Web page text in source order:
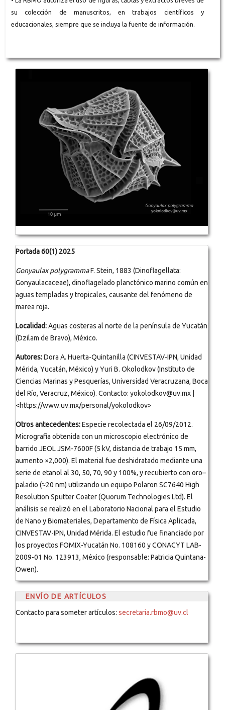
su colección de manuscritos, en trabajos científicos y
educacionales, siempre que se incluya la fuente de información.
Portada 60(1) 2025
Gonyaulax polygrammaF. Stein, 1883 (Dinoflagellata:
Gonyaulacaceae), dinoflagelado planctónico marino común en
aguas templadas y tropicales, causante del fenómeno de
marea roja.
Localidad:Aguas costeras al norte de la península de Yucatán
(Dzilam de Bravo), México.
Autores:Dora A. Huerta-Quintanilla (CINVESTAV-IPN, Unidad
Mérida, Yucatán, México) y Yuri B. Okolodkov (Instituto de
Ciencias Marinas y Pesquerías, Universidad Veracruzana, Boca
del Río, Veracruz, México). Contacto: yokolodkov@uv.mx |
<https://www.uv.mx/personal/yokolodkov>
Otros antecedentes:Especie recolectada el 26/09/2012.
Micrografía obtenida con un microscopio electrónico de
barrido JEOL JSM-7600F (5 kV, distancia de trabajo 15 mm,
aumento ×2,000). El material fue deshidratado mediante una
serie de etanol al 30, 50, 70, 90 y 100%, y recubierto con oro–
paladio (≈20 nm) utilizando un equipo Polaron SC7640 High
Resolution Sputter Coater (Quorum Technologies Ltd). El
análisis se realizó en el Laboratorio Nacional para el Estudio
de Nano y Biomateriales, Departamento de Física Aplicada,
CINVESTAV-IPN, Unidad Mérida. El estudio fue financiado por
los proyectos FOMIX-Yucatán No. 108160 y CONACYT LAB-
2009-01 No. 123913, México (responsable: Patricia Quintana-
Owen).
ENVÍO DE ARTÍCULOS
Contacto para someter artículos: secretaria.rbmo@uv.cl